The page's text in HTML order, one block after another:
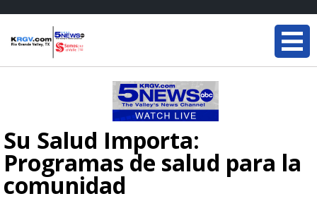
Su Salud Importa:
Programas de salud para la
comunidad